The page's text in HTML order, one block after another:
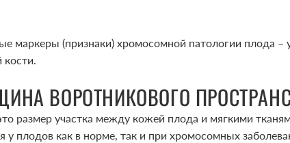
маркеры (признаки) хромосомной патологии плода –
кости.
ВОРОТНИКО­ВОГО
размер участка между кожей плода и мягкими
у плодов как в норме, так и при хромосомных